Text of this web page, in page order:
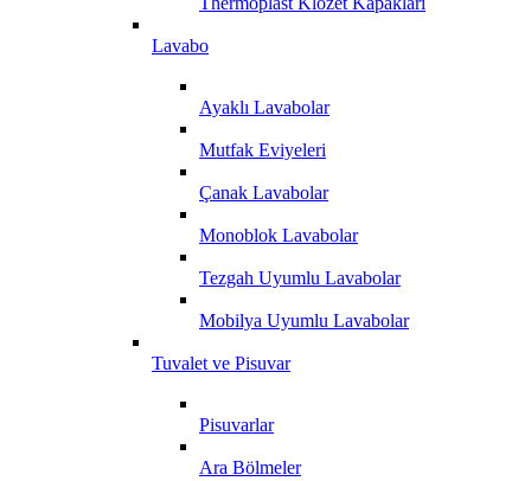
Lavabo
Ayaklı Lavabolar
Mutfak Eviyeleri
Çanak Lavabolar
Monoblok Lavabolar
Tezgah Uyumlu Lavabolar
Mobilya Uyumlu Lavabolar
Tuvalet ve Pisuvar
Pisuvarlar
Ara Bölmeler